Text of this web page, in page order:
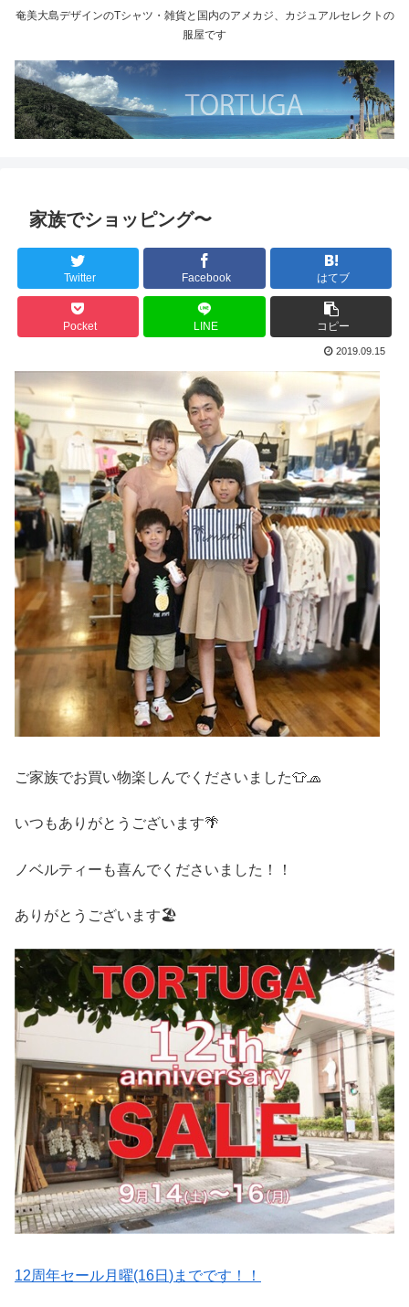
奄美大島デザインのTシャツ・雑貨と国内のアメカジ、カジュアルセレクトの
服屋です
家族でショッピング〜
Twitter Facebook はてブ
Pocket LINE コピー
2019.09.15
ご家族でお買い物楽しんでくださいました👕🧢
いつもありがとうございます🌴
ノベルティーも喜んでくださいました！！
ありがとうございます🏖
12周年セール月曜(16日 )までです！！